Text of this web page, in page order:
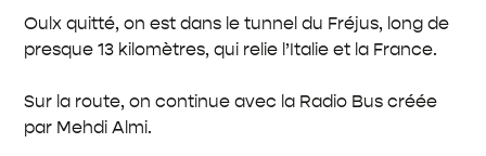
Oulx quitté, on est dans le tunnel du Fréjus, long de
presque 13 kilomètres, qui relie l’Italie et la France.
Sur la route, on continue avec la Radio Bus créée
par Mehdi Almi.